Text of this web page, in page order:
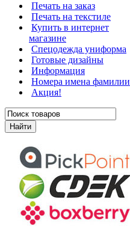
Печать на заказ
Печать на текстиле
Купить в интернет
магазине
Cпецодежда униформа
Готовые дизайны
Информация
Номера имена фамилии
Акция!